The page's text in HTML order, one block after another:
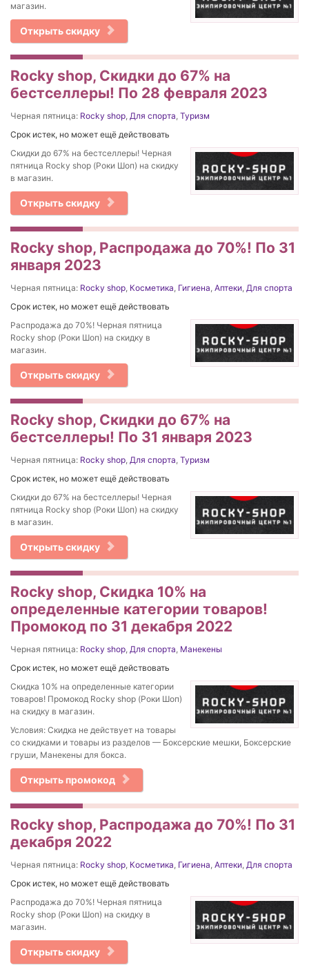
магазин.
Открыть скидку
Rocky shop, Скидки до 67% на
бестселлеры! По 28 февраля 2023
Черная пятница: Rocky shop, Для спорта, Туризм
Срок истек, но может ещё действовать
Скидки до 67% на бестселлеры! Черная
пятница Rocky shop (Роки Шоп) на скидку
в магазин.
Открыть скидку
Rocky shop, Распродажа до 70%! По 31
января 2023
Черная пятница: Rocky shop, Косметика, Гигиена, Аптеки, Для спорта
Срок истек, но может ещё действовать
Распродажа до 70%! Черная пятница
Rocky shop (Роки Шоп) на скидку в
магазин.
Открыть скидку
Rocky shop, Скидки до 67% на
бестселлеры! По 31 января 2023
Черная пятница: Rocky shop, Для спорта, Туризм
Срок истек, но может ещё действовать
Скидки до 67% на бестселлеры! Черная
пятница Rocky shop (Роки Шоп) на скидку
в магазин.
Открыть скидку
Rocky shop, Скидка 10% на
определенные категории товаров!
Промокод по 31 декабря 2022
Черная пятница: Rocky shop, Для спорта, Манекены
Срок истек, но может ещё действовать
Скидка 10% на определенные категории
товаров! Промокод Rocky shop (Роки Шоп)
на скидку в магазин.
Условия: Скидка не действует на товары
со скидками и товары из разделов — Боксерские мешки, Боксерские
груши, Манекены для бокса.
Открыть промокод
Rocky shop, Распродажа до 70%! По 31
декабря 2022
Черная пятница: Rocky shop, Косметика, Гигиена, Аптеки, Для спорта
Срок истек, но может ещё действовать
Распродажа до 70%! Черная пятница
Rocky shop (Роки Шоп) на скидку в
магазин.
Открыть скидку